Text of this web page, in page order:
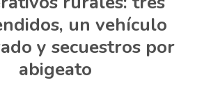
un vehículo
y secuestros por
abigeato